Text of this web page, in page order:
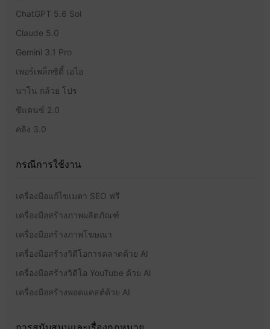
ChatGPT 5.6 Sol
Claude 5.0
Gemini 3.1 Pro
เพอร์เพล็กซิตี้ เอไอ
นาโน กล้วย โปร
ซีแดนซ์ 2.0
คลิง 3.0
กรณีการใช้งาน
เครื่องมือแก้ไขเมตา SEO ฟรี
เครื่องมือสร้างภาพผลิตภัณฑ์
เครื่องมือสร้างภาพโฆษณา
เครื่องมือสร้างวิดีโอการตลาดด้วย AI
เครื่องมือสร้างวิดีโอ YouTube ด้วย AI
เครื่องมือสร้างพอดแคสต์ด้วย AI